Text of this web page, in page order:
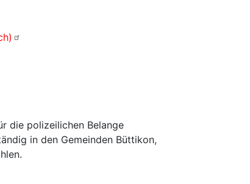
die polizeilichen Belange
in den Gemeinden Büttikon,